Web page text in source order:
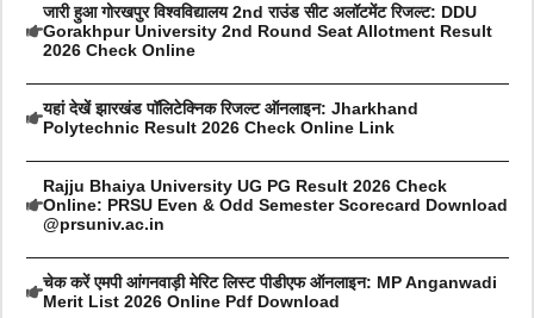
जारी हुआ गोरखपुर विश्वविद्यालय 2nd राउंड सीट अलॉटमेंट रिजल्ट: DDU
Gorakhpur University 2nd Round Seat Allotment Result
2026 Check Online
यहां देखें झारखंड पॉलिटेक्निक रिजल्ट ऑनलाइन: Jharkhand
Polytechnic Result 2026 Check Online Link
Rajju Bhaiya University UG PG Result 2026 Check
Online: PRSU Even & Odd Semester Scorecard Download
@prsuniv.ac.in
चेक करें एमपी आंगनवाड़ी मेरिट लिस्ट पीडीएफ ऑनलाइन: MP Anganwadi
Merit List 2026 Online Pdf Download